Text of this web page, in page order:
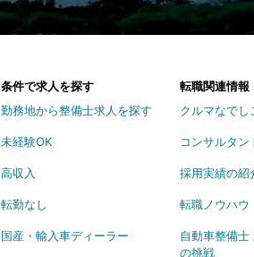
条件で求人を探す
勤務地から整備士求人を探す
未経験OK
高収入
転勤なし
国産・輸入車ディーラー
転職関連情報
クルマなでし
コンサルタン
採用実績の紹
転職ノウハウ
自動車整備士
の挑戦